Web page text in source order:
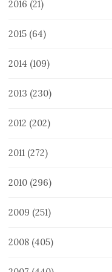
2016 (21)
2015 (64)
2014 (109)
2013 (230)
2012 (202)
2011 (272)
2010 (296)
2009 (251)
2008 (405)